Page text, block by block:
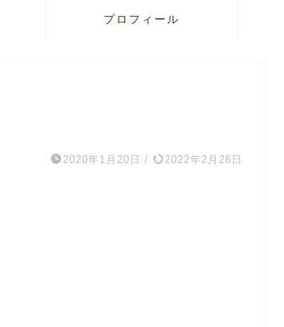
プロフィール
2020年1月20日 / 2022年2月26日